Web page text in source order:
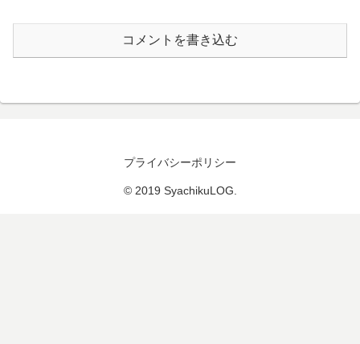
コメントを書き込む
プライバシーポリシー
© 2019 SyachikuLOG.